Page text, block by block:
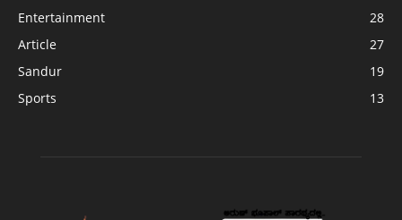
Entertainment
28
Article
27
Sandur
19
Sports
13